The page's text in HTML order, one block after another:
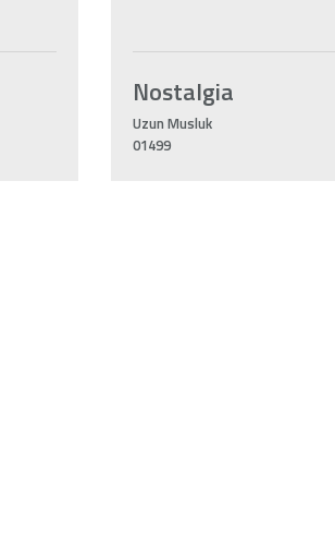
Nostalgia
Uzun Musluk
01499